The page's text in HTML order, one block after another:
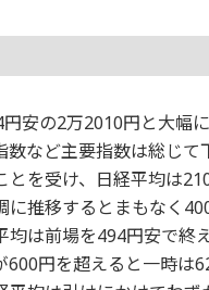
安の2万2010円と大幅
数など主要指数は総じ
とを受け、日経平均は
に推移するとまもなく
均は前場を494円安で終
600円を超えると一時は